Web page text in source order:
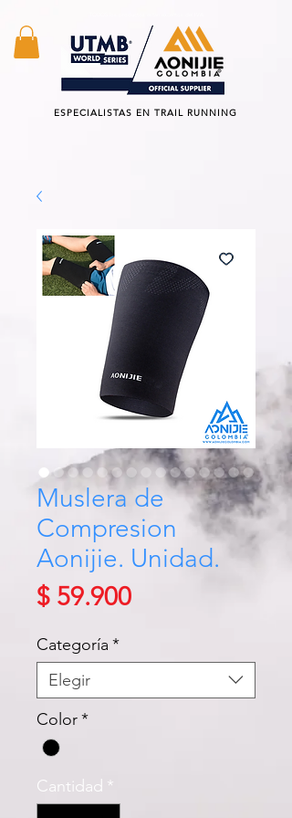
ESPECIALISTAS EN TRAIL RUNNING
Muslera de
Compresion
Aonijie. Unidad.
$ 59.900Precio
Categoría *
Elegir
Color*
Cantidad *